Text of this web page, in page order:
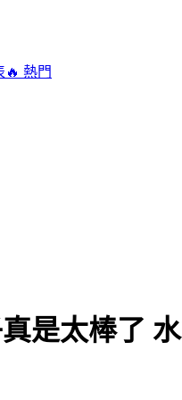
🔥 熱門
是太棒了